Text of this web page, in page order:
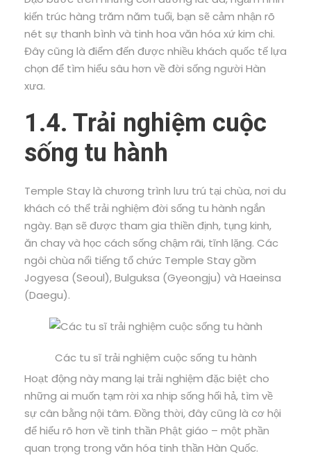
kiến trúc hàng trăm năm tuổi, bạn sẽ cảm nhận rõ
nét sự thanh bình và tinh hoa văn hóa xứ kim chi.
Đây cũng là điểm đến được nhiều khách quốc tế lựa
chọn để tìm hiểu sâu hơn về đời sống người Hàn
xưa.
1.4. Trải nghiệm cuộc
sống tu hành
Temple Stay là chương trình lưu trú tại chùa, nơi du
khách có thể trải nghiệm đời sống tu hành ngắn
ngày. Bạn sẽ được tham gia thiền định, tụng kinh,
ăn chay và học cách sống chậm rãi, tĩnh lặng. Các
ngôi chùa nổi tiếng tổ chức Temple Stay gồm
Jogyesa (Seoul), Bulguksa (Gyeongju) và Haeinsa
(Daegu).
Các tu sĩ trải nghiệm cuộc sống tu hành
Hoạt động này mang lại trải nghiệm đặc biệt cho
những ai muốn tạm rời xa nhịp sống hối hả, tìm về
sự cân bằng nội tâm. Đồng thời, đây cũng là cơ hội
để hiểu rõ hơn về tinh thần Phật giáo – một phần
quan trọng trong văn hóa tinh thần Hàn Quốc.